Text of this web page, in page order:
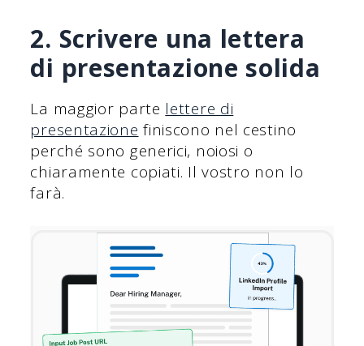
2. Scrivere una lettera
di presentazione solida
La maggior parte lettere di
presentazione finiscono nel cestino
perché sono generici, noiosi o
chiaramente copiati. Il vostro non lo
farà.